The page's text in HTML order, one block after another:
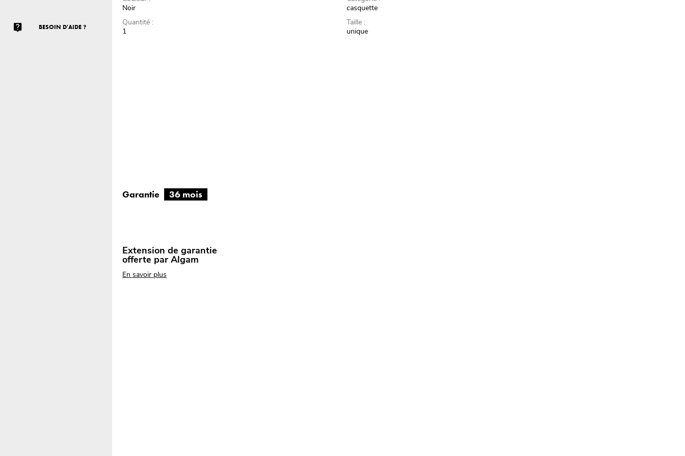
BESOIN D'AIDE ?
Noir
Quantité :
1
casquette
Taille :
unique
Garantie 36 mois
Extension de garantie
offerte par Algam
En savoir plus